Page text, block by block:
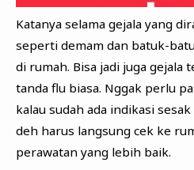
Katanya selama gejala yang
seperti demam dan batuk-
di rumah. Bisa jadi juga gejala
tanda flu biasa. Nggak perlu
kalau sudah ada indikasi
deh harus langsung cek ke
perawatan yang lebih baik.